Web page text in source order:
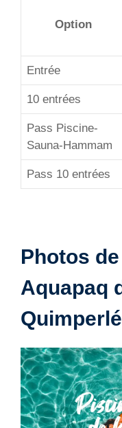
Option
Entrée
10 entrées
Pass Piscine-
Sauna-Hammam
Pass 10 entrées
Photos
Aquapaq
Quimperlé